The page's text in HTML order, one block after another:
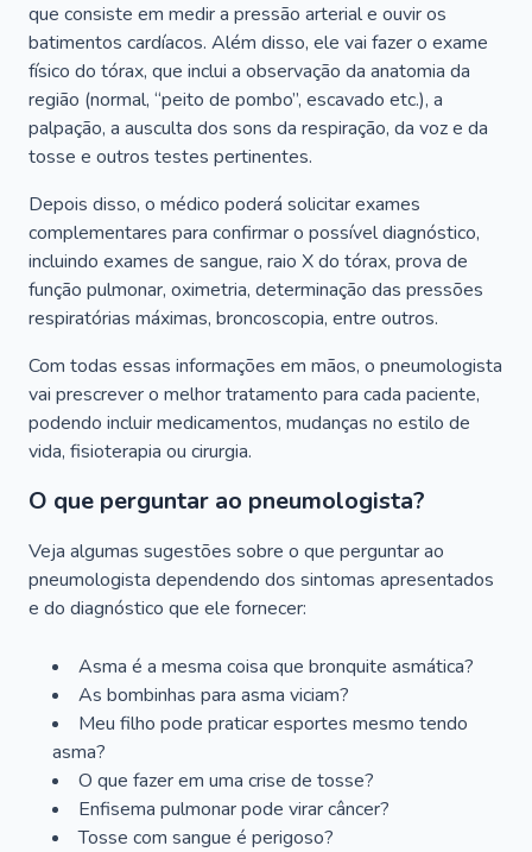
que consiste em medir a pressão arterial e ouvir os
batimentos cardíacos. Além disso, ele vai fazer o exame
físico do tórax, que inclui a observação da anatomia da
região (normal, “peito de pombo”, escavado etc.), a
palpação, a ausculta dos sons da respiração, da voz e da
tosse e outros testes pertinentes.
Depois disso, o médico poderá solicitar exames
complementares para confirmar o possível diagnóstico,
incluindo exames de sangue, raio X do tórax, prova de
função pulmonar, oximetria, determinação das pressões
respiratórias máximas, broncoscopia, entre outros.
Com todas essas informações em mãos, o pneumologista
vai prescrever o melhor tratamento para cada paciente,
podendo incluir medicamentos, mudanças no estilo de
vida, fisioterapia ou cirurgia.
O que perguntar ao pneumologista?
Veja algumas sugestões sobre o que perguntar ao
pneumologista dependendo dos sintomas apresentados
e do diagnóstico que ele fornecer:
Asma é a mesma coisa que bronquite asmática?
As bombinhas para asma viciam?
Meu filho pode praticar esportes mesmo tendo
asma?
O que fazer em uma crise de tosse?
Enfisema pulmonar pode virar câncer?
Tosse com sangue é perigoso?